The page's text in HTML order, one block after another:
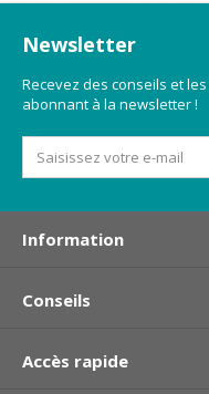
Newsletter
Recevez des conseils et
abonnant à la newsletter !
Information
Conseils
Accès rapide